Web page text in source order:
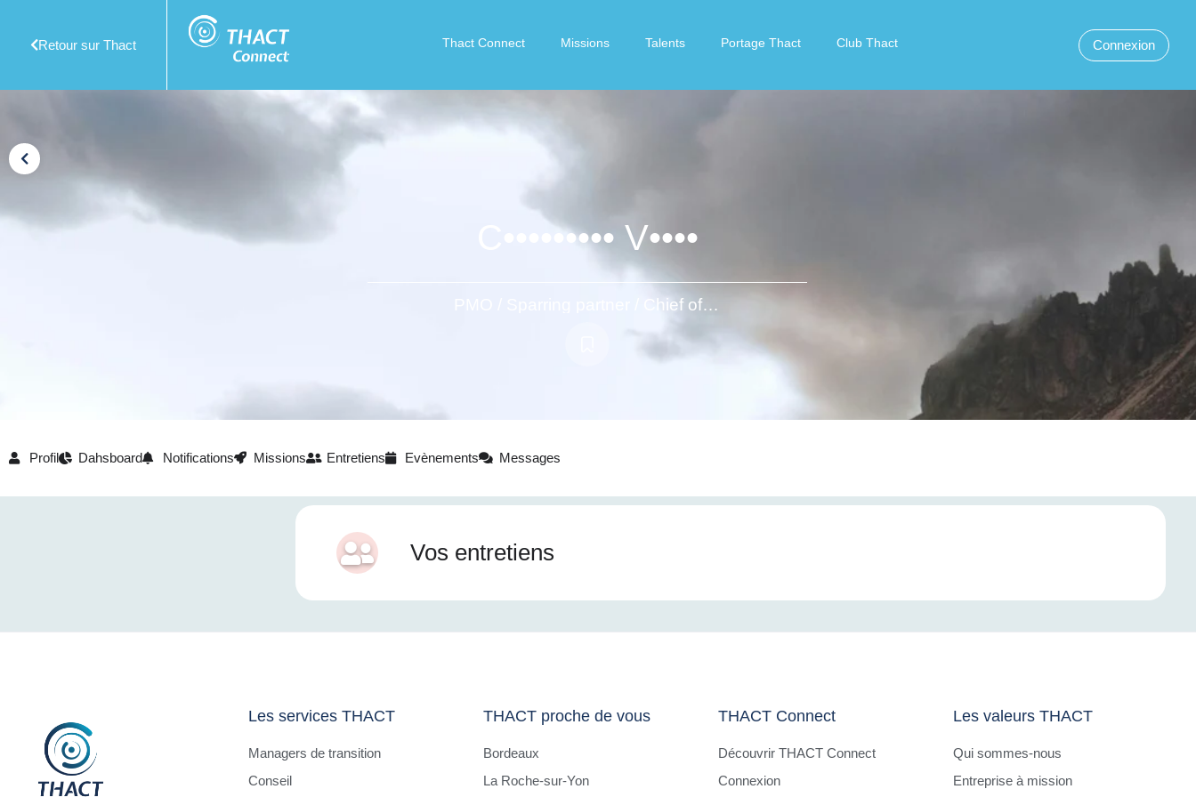
Retour sur Thact Thact Connect Missions Talents Portage Thact Club Thact Connexion
C••••••••• V••••
PMO / Sparring partner / Chief of staff
Profil Dahsboard Notifications Missions Entretiens Evènements Messages
Vos entretiens
Les services THACT
Managers de transition
Conseil
THACT proche de vous
Bordeaux
La Roche-sur-Yon
THACT Connect
Découvrir THACT Connect
Connexion
Les valeurs THACT
Qui sommes-nous
Entreprise à mission